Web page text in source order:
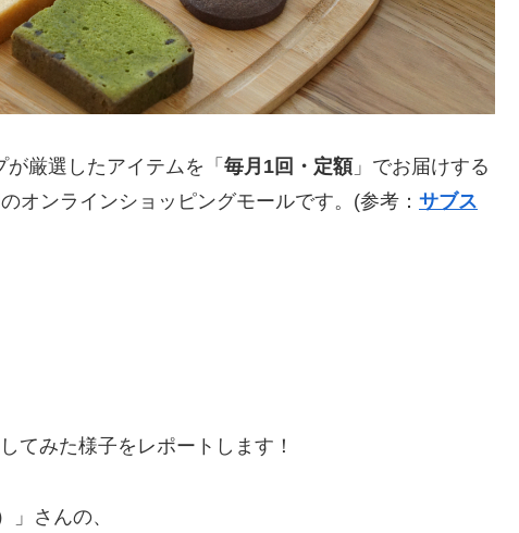
厳選したアイテムを「 毎月1回・定額 」でお届けする
オンラインショッピングモールです。(参考： サブス
てみた様子をレポートします！
」さんの、